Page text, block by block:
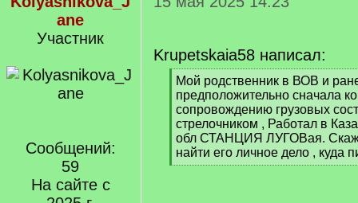
ane
Участник
Сообщений:
59
На сайте с
Krupetskaia58 написал:
[
q
]
Мой родственник в ВОВ и
предположительно сначала
сопровождению грузовых
стрелочником , Работал в
обл СТАНЦИЯ ЛУГОВая.
найти его личное дело , куда
[